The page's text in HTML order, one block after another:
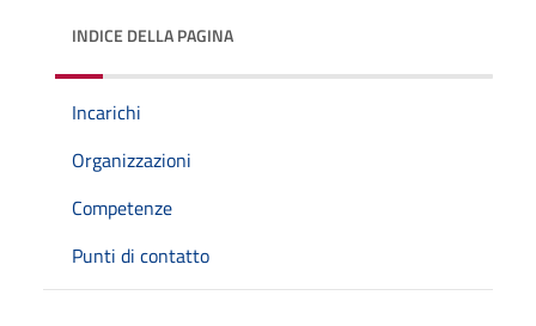
INDICE DELLA PAGINA
Incarichi
Organizzazioni
Competenze
Punti di contatto